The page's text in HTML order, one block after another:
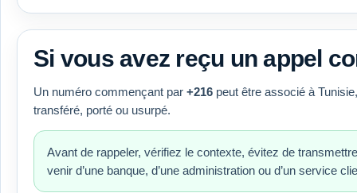
Si vous avez reçu un appel
Un numéro commençant par +216 peut être associé à
transféré, porté ou usurpé.
Avant de rappeler, vérifiez le contexte, évitez de
venir d’une banque, d’une administration ou d’un service